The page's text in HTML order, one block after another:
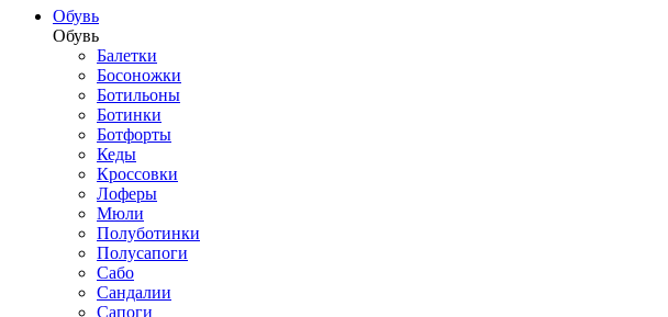
Обувь
Обувь
Балетки
Босоножки
Ботильоны
Ботинки
Ботфорты
Кеды
Кроссовки
Лоферы
Мюли
Полуботинки
Полусапоги
Сабо
Сандалии
Сапоги